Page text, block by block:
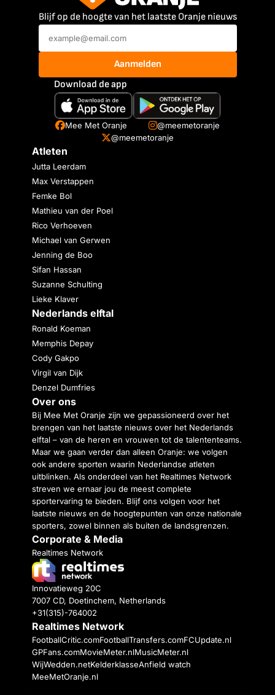
Blijf op de hoogte van het laatste Oranje nieuws
Aanmelden
Download de app
Mee Met Oranje
@meemetoranje
@meemetoranje
Atleten
Jutta Leerdam
Max Verstappen
Femke Bol
Mathieu van der Poel
Rico Verhoeven
Michael van Gerwen
Jenning de Boo
Sifan Hassan
Suzanne Schulting
Lieke Klaver
Nederlands elftal
Ronald Koeman
Memphis Depay
Cody Gakpo
Virgil van Dijk
Denzel Dumfries
Over ons
Bij Mee Met Oranje zijn we gepassioneerd over het
brengen van het laatste nieuws over het Nederlands
elftal – van de heren en vrouwen tot de talententeams.
Maar we gaan verder dan alleen Oranje: we volgen
ook andere sporten waarin Nederlandse atleten
uitblinken. Als onderdeel van het Realtimes Network
streven we ernaar jou de meest complete
sportervaring te bieden. Blijf ons volgen voor het
laatste nieuws en de hoogtepunten van onze nationale
sporters, zowel binnen als buiten de landsgrenzen.
Corporate & Media
Realtimes Network
Innovatieweg 20C
7007 CD, Doetinchem, Netherlands
+31(315)-764002
Realtimes Network
FootballCritic.comFootballTransfers.comFCUpdate.nl
GPFans.comMovieMeter.nlMusicMeter.nl
WijWedden.netKelderklasseAnfield watch
MeeMetOranje.nl